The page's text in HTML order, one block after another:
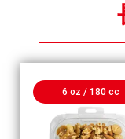
6 oz / 180 cc